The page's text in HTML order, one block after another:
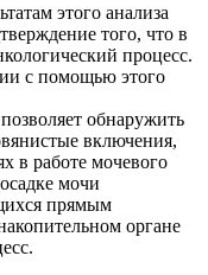
этого анализа
того, что в
процесс.
с помощью этого
обнаружить
включения,
в работе мочевого
мочи
прямым
органе